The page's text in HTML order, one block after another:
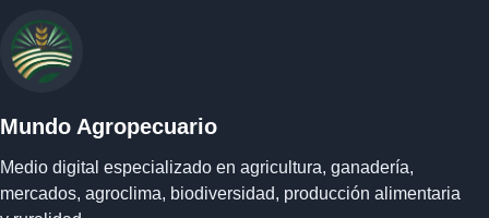
Mundo Agropecuario
Medio digital especializado en agricultura, ganadería,
mercados, agroclima, biodiversidad, producción alimentaria